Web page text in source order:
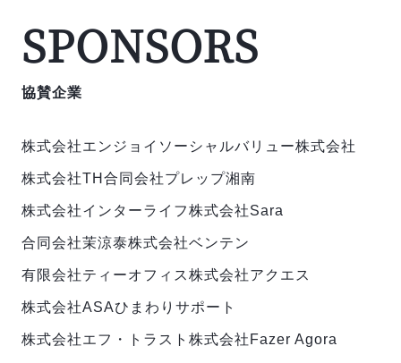
SPONSORS
協賛企業
株式会社エンジョイ ソーシャルバリュー株式会社
株式会社TH 合同会社プレップ湘南
株式会社インターライフ株式会社Sara
合同会社茉涼泰株式会社ベンテン
有限会社ティーオフィス株式会社アクエス
株式会社ASAひまわりサポート
株式会社エフ・トラスト 株式会社Fazer Agora